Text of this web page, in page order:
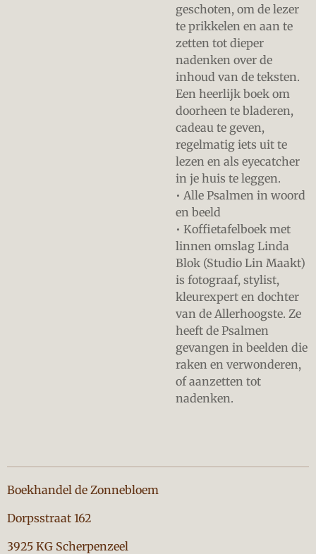
geschoten, om de lezer
te prikkelen en aan te
zetten tot dieper
nadenken over de
inhoud van de teksten.
Een heerlijk boek om
doorheen te bladeren,
cadeau te geven,
regelmatig iets uit te
lezen en als eyecatcher
in je huis te leggen.
• Alle Psalmen in woord
en beeld
• Koffietafelboek met
linnen omslag Linda
Blok (Studio Lin Maakt)
is fotograaf, stylist,
kleurexpert en dochter
van de Allerhoogste. Ze
heeft de Psalmen
gevangen in beelden die
raken en verwonderen,
of aanzetten tot
nadenken.
Boekhandel de Zonnebloem
Dorpsstraat 162
3925 KG Scherpenzeel